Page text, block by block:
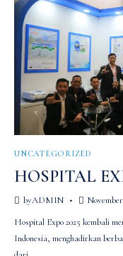
UNCATEGORIZED
HOSPITAL
byADMIN
Hospital Expo 2025 kembali
Indonesia, menghadirkan